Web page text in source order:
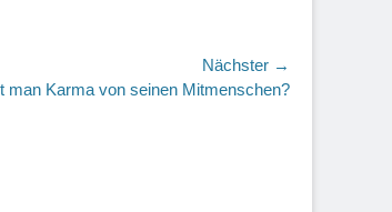
Nächster →
man Karma von seinen Mitmenschen?